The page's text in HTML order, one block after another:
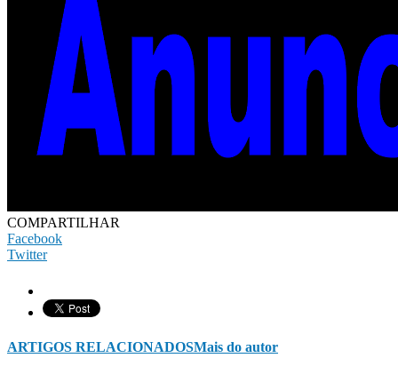
COMPARTILHAR
Facebook
Twitter
ARTIGOS RELACIONADOSMais do autor